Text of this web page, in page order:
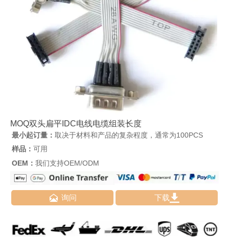
MOQ双头扁平IDC电线电缆组装长度
最小起订量： 取决于材料和产品的复杂程度，通常为100PCS
样品： 可用
OEM： 我们支持OEM/ODM
 询问 下载